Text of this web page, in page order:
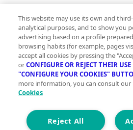
Contacto
hola@vivegreen.com
Aviso Legal
Condiciones de uso
Politica de privacidad
Política de cookies
This website may use its own and
analytical purposes, and to show you
advertising based on a profile
browsing habits (for example, pages
accept all cookies by pressing the
orCONFIGURE OR REJECT THEIR
"CONFIGURE YOUR COOKIES"
more information, you can consult our
Cookies
Reject All